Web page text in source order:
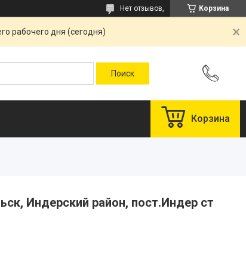
Корзина
Нет отзывов,
рабочего дня (сегодня)
Корзина
Индерский район, пост.Индер ст